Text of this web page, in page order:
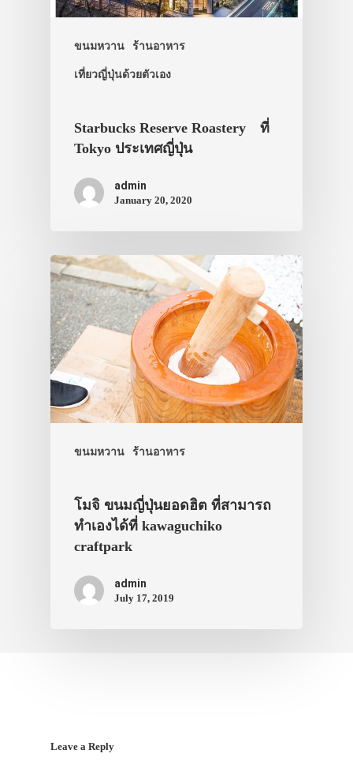
ขนมหวาน ร้านอาหาร
เที่ยวญี่ปุ่นด้วยตัวเอง
Starbucks Reserve Roastery ที่
Tokyo ประเทศญี่ปุ่น
admin
January 20, 2020
ขนมหวาน ร้านอาหาร
โมจิ ขนมญี่ปุ่นยอดฮิต ที่สามารถ
ทำเองได้ที่ kawaguchiko
craftpark
admin
July 17, 2019
Leave a Reply
ประเทศญี่ปุ่น
เดินทาง
สาระน่ารู้
VIDEO
ภาพประทับใจ